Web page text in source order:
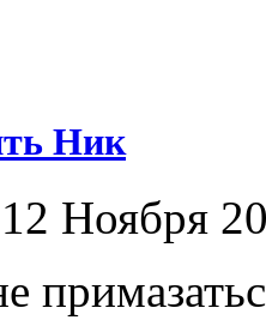
Ник
12 Ноября